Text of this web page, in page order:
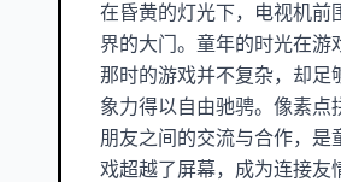
在昏黄的灯光下，电视机前
界的大门。童年的时光在游
那时的游戏并不复杂，却足
象力得以自由驰骋。像素点
朋友之间的交流与合作，
戏超越了屏幕，成为连接友